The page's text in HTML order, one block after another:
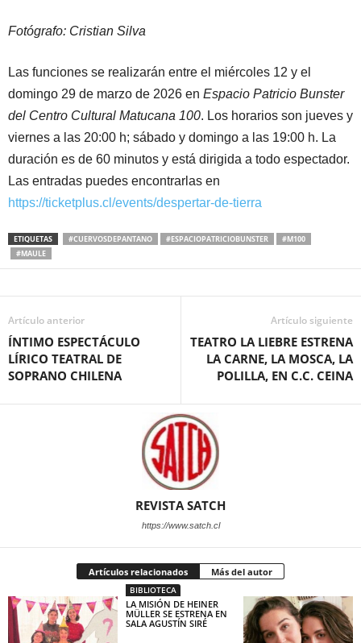
Fotógrafo: Cristian Silva
Las funciones se realizarán entre el miércoles 12 y el
domingo 29 de marzo de 2026 en Espacio Patricio Bunster
del Centro Cultural Matucana 100. Los horarios son jueves y
viernes a las 20:00 h; sábado y domingo a las 19:00 h. La
duración es de 60 minutos y está dirigida a todo espectador.
Las entradas puedes encontrarlas en
https://ticketplus.cl/events/despertar-de-tierra
ETIQUETAS #CUERVOSDEPANTANO #ESPACIOPATRICIOBUNSTER
#M100
#MAULE
Artículo anterior
ÍNTIMO ESPECTÁCULO
LÍRICO TEATRAL DE
SOPRANO CHILENA
Artículo siguiente
TEATRO LA LIEBRE ESTRENA
LA CARNE, LA MOSCA, LA
POLILLA, EN C.C. CEINA
REVISTA SATCH
https://www.satch.cl
Artículos relacionados Más del autor
BIBLIOTECA
LA MISIÓN DE HEINER
MÜLLER SE ESTRENA EN
SALA AGUSTÍN SIRÉ